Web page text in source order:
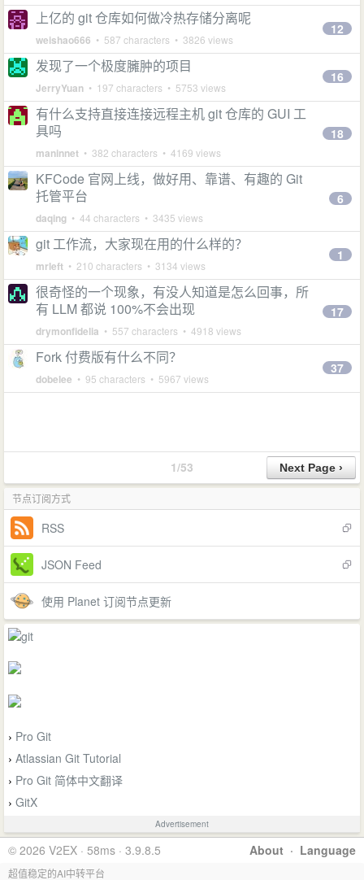
上亿的 git 仓库如何做冷热存储分离呢
weishao666 • 587 characters • 3826 views
12
发现了一个极度臃肿的项目
JerryYuan • 197 characters • 5753 views
16
有什么支持直接连接远程主机 git 仓库的 GUI 工
具吗
maninnet • 382 characters • 4169 views
18
KFCode 官网上线，做好用、靠谱、有趣的 Git
托管平台
daqing • 44 characters • 3435 views
6
git 工作流，大家现在用的什么样的？
mrleft • 210 characters • 3134 views
1
很奇怪的一个现象，有没人知道是怎么回事，所
有 LLM 都说 100%不会出现
drymonfidelia • 557 characters • 4918 views
17
Fork 付费版有什么不同？
dobelee • 95 characters • 5967 views
37
1/53
节点订阅方式
RSS
JSON Feed
使用 Planet 订阅节点更新
› Pro Git
› Atlassian Git Tutorial
› Pro Git 简体中文翻译
› GitX
Advertisement
About · Language
© 2026 V2EX · 58ms · 3.9.8.5
超值稳定的AI中转平台